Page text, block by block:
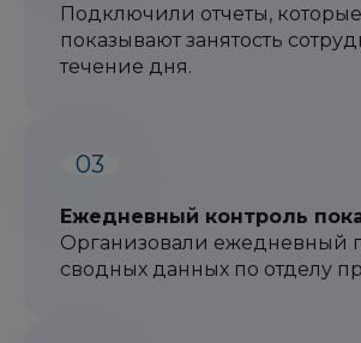
Подключили отчеты, которые
показывают занятость
течение дня.
Ежедневный контроль
Организовали ежедневный
сводных данных по отделу